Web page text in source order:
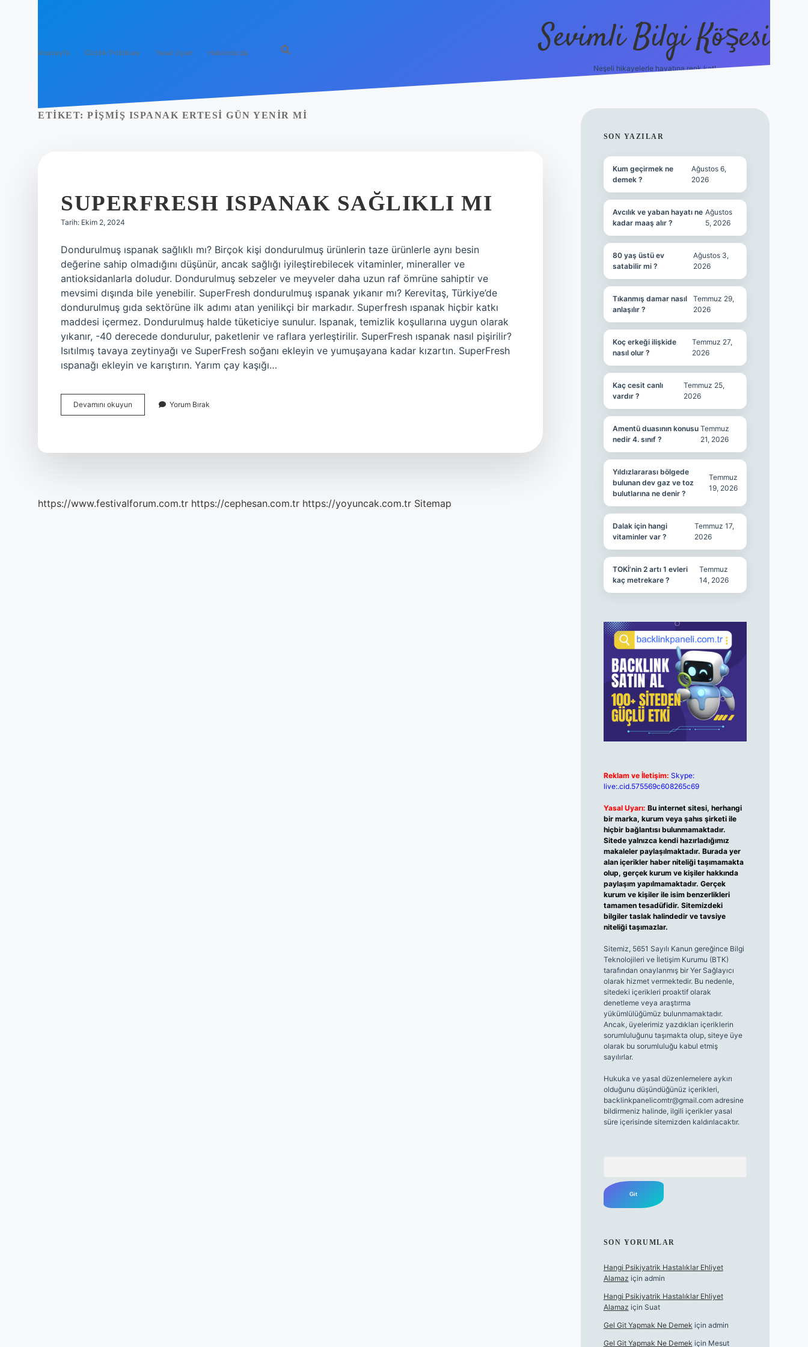
Anasayfa Gizlilik Politikası Yasal Uyarı Hakkımızda Sevimli Bilgi Köşesi
Neşeli hikayelerle hayatına renk kat!
ETIKET: PIŞMIŞ ISPANAK ERTESI GÜN YENIR MI
SUPERFRESH ISPANAK SAĞLIKLI MI
Tarih: Ekim 2, 2024
Dondurulmuş ıspanak sağlıklı mı? Birçok kişi dondurulmuş ürünlerin taze ürünlerle aynı besin
değerine sahip olmadığını düşünür, ancak sağlığı iyileştirebilecek vitaminler, mineraller ve
antioksidanlarla doludur. Dondurulmuş sebzeler ve meyveler daha uzun raf ömrüne sahiptir ve
mevsimi dışında bile yenebilir. SuperFresh dondurulmuş ıspanak yıkanır mı? Kerevitaş, Türkiye’de
dondurulmuş gıda sektörüne ilk adımı atan yenilikçi bir markadır. Superfresh ıspanak hiçbir katkı
maddesi içermez. Dondurulmuş halde tüketiciye sunulur. Ispanak, temizlik koşullarına uygun olarak
yıkanır, -40 derecede dondurulur, paketlenir ve raflara yerleştirilir. SuperFresh ıspanak nasıl pişirilir?
Isıtılmış tavaya zeytinyağı ve SuperFresh soğanı ekleyin ve yumuşayana kadar kızartın. SuperFresh
ıspanağı ekleyin ve karıştırın. Yarım çay kaşığı…
Devamını okuyun Superfresh
Ispanak
Yorum Bırak
https://www.festivalforum.com.tr https://cephesan.com.tr https://yoyuncak.com.tr Sitemap
SIDEBAR
SON YAZILAR
Kum geçirmek ne
demek ?
Ağustos 6,
2026
Avcılık ve yaban hayatı ne
kadar maaş alır ?
Ağustos
5, 2026
80 yaş üstü ev
satabilir mi ?
Ağustos 3,
2026
Tıkanmış damar nasıl
anlaşılır ?
Temmuz 29,
2026
Koç erkeği ilişkide
nasıl olur ?
Temmuz 27,
2026
Kaç cesit canlı
vardır ?
Temmuz 25,
2026
Amentü duasının konusu
nedir 4. sınıf ?
Temmuz
21, 2026
Yıldızlararası bölgede
bulunan dev gaz ve toz
bulutlarına ne denir ?
Temmuz
19, 2026
Dalak için hangi
vitaminler var ?
Temmuz 17,
2026
TOKİ’nin 2 artı 1 evleri
kaç metrekare ?
Temmuz
14, 2026
Reklam ve İletişim: Skype:
live:.cid.575569c608265c69
Yasal Uyarı: Bu internet sitesi, herhangi
bir marka, kurum veya şahıs şirketi ile
hiçbir bağlantısı bulunmamaktadır.
Sitede yalnızca kendi hazırladığımız
makaleler paylaşılmaktadır. Burada yer
alan içerikler haber niteliği taşımamakta
olup, gerçek kurum ve kişiler hakkında
paylaşım yapılmamaktadır. Gerçek
kurum ve kişiler ile isim benzerlikleri
tamamen tesadüfidir. Sitemizdeki
bilgiler taslak halindedir ve tavsiye
niteliği taşımazlar.
Sitemiz, 5651 Sayılı Kanun gereğince Bilgi
Teknolojileri ve İletişim Kurumu (BTK)
tarafından onaylanmış bir Yer Sağlayıcı
olarak hizmet vermektedir. Bu nedenle,
sitedeki içerikleri proaktif olarak
denetleme veya araştırma
yükümlülüğümüz bulunmamaktadır.
Ancak, üyelerimiz yazdıkları içeriklerin
sorumluluğunu taşımakta olup, siteye üye
olarak bu sorumluluğu kabul etmiş
sayılırlar.
Hukuka ve yasal düzenlemelere aykırı
olduğunu düşündüğünüz içerikleri,
backlinkpanelicomtr@gmail.comadresine
bildirmeniz halinde, ilgili içerikler yasal
süre içerisinde sitemizden kaldırılacaktır.
SON YORUMLAR
Hangi Psikiyatrik Hastalıklar Ehliyet
Alamaz için admin
Hangi Psikiyatrik Hastalıklar Ehliyet
Alamaz için Suat
Gel Git Yapmak Ne Demek için admin
Gel Git Yapmak Ne Demek için Mesut
hiltonbet güncel giriş